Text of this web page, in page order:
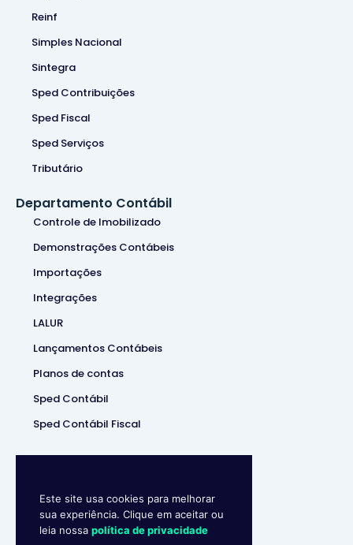
Reinf
Simples Nacional
Sintegra
Sped Contribuições
Sped Fiscal
Sped Serviços
Tributário
Departamento Contábil
Controle de Imobilizado
Demonstrações Contábeis
Importações
Integrações
LALUR
Lançamentos Contábeis
Planos de contas
Sped Contábil
Sped Contábil Fiscal
Este site usa cookies para melhorar
sua experiência. Clique em aceitar ou
leia nossa política de privacidade